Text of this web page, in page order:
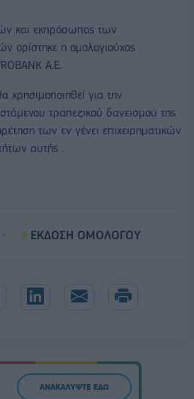
και εκπρόσωπος των
ορίστηκε η ομολογιούχος
Α.Ε.
χρησιμοποιηθεί για την
τραπεζικού δανεισμού της
των εν γένει επιχειρηματικών
αυτής .
ΕΚΔΟΣΗ ΟΜΟΛΟΓΟΥ